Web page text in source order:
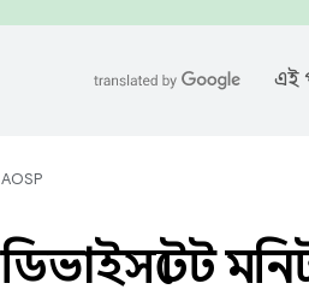
এই
AOSP
ডিভাইসস্টেট